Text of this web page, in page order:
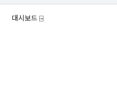
대시보드 ⍈